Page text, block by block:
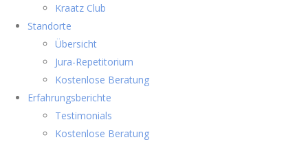
Kraatz Club
Standorte
Übersicht
Jura-Repetitorium
Kostenlose Beratung
Erfahrungsberichte
Testimonials
Kostenlose Beratung